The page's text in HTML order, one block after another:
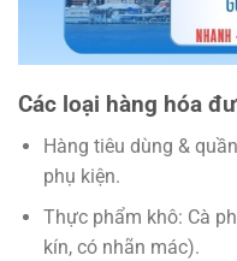
Các loại hàng hóa
Hàng tiêu dùng &
phụ kiện.
Thực phẩm khô: Cà
kín, có nhãn mác).